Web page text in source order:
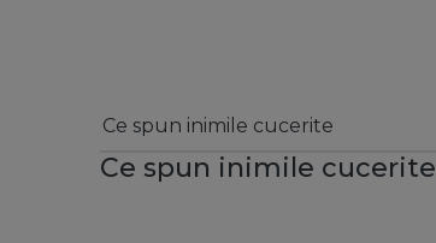
Ce spun inimile cucerite
Ce spun inimile cucerite